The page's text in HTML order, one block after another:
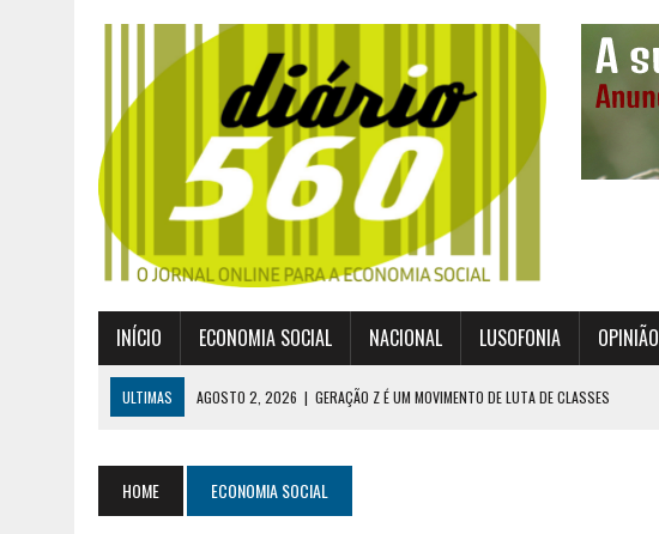
INÍCIO ECONOMIA SOCIAL NACIONAL LUSOFONIA OPINIÃO
ULTIMAS AGOSTO 2, 2026 | GERAÇÃO Z É UM MOVIMENTO DE LUTA DE CLASSES
JULHO 26, 2026 | UM MARCO QUE REDEFINE O COOPERATIVISMO GLOBAL
HOME ECONOMIA SOCIAL